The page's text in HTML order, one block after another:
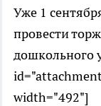
Уже 1
провести
дошкольного
width="492"]